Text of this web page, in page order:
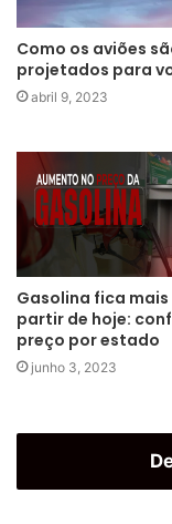
Como os aviões
projetados para
abril 9, 2023
Gasolina fica
partir de hoje:
preço por estado
junho 3, 2023